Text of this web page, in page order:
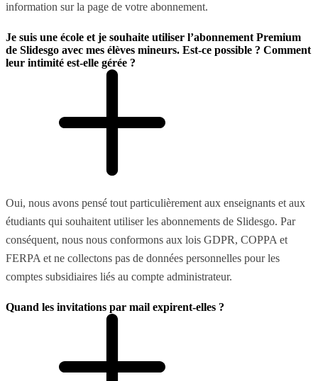
information sur la page de votre abonnement.
Je suis une école et je souhaite utiliser l’abonnement Premium
de Slidesgo avec mes élèves mineurs. Est-ce possible ? Comment
leur intimité est-elle gérée ?
Oui, nous avons pensé tout particulièrement aux enseignants et aux
étudiants qui souhaitent utiliser les abonnements de Slidesgo. Par
conséquent, nous nous conformons aux lois GDPR, COPPA et
FERPA et ne collectons pas de données personnelles pour les
comptes subsidiaires liés au compte administrateur.
Quand les invitations par mail expirent-elles ?